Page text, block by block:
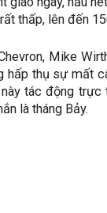
thấp, lên đến
Mike
hấp thụ sự mất
tác động
là tháng Bảy.